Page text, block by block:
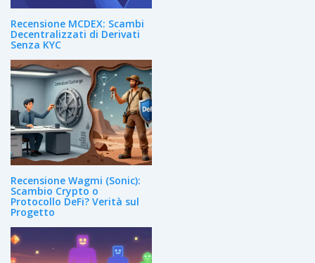
Recensione MCDEX: Scambi
Decentralizzati di Derivati
Senza KYC
Recensione Wagmi (Sonic):
Scambio Crypto o
Protocollo DeFi? Verità sul
Progetto